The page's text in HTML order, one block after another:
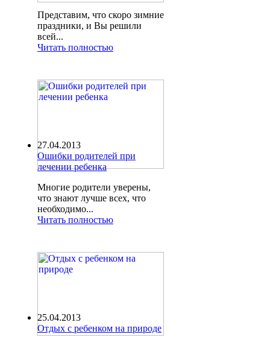
Представим, что скоро зимние
праздники, и Вы решили
всей...
Читать полностью
27.04.2013
Ошибки родителей при
лечении ребенка
Многие родители уверены,
что знают лучше всех, что
необходимо...
Читать полностью
25.04.2013
Отдых с ребенком на природе